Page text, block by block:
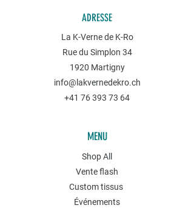
ADRESSE
La K-Verne de K-Ro
Rue du Simplon 34
1920 Martigny
info@lakvernedekro.ch
+41 76 393 73 64
MENU
Shop All
Vente flash
Custom tissus
Événements